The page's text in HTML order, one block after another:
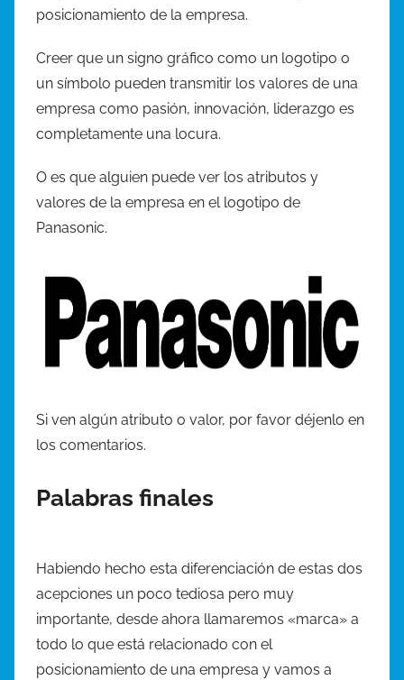
posicionamiento de la empresa.
Creer que un signo gráfico como un logotipo o
un símbolo pueden transmitir los valores de una
empresa como pasión, innovación, liderazgo es
completamente una locura.
O es que alguien puede ver los atributos y
valores de la empresa en el logotipo de
Panasonic.
Si ven algún atributo o valor, por favor déjenlo en
los comentarios.
Palabras finales
Habiendo hecho esta diferenciación de estas dos
acepciones un poco tediosa pero muy
importante, desde ahora llamaremos «marca» a
todo lo que está relacionado con el
posicionamiento de una empresa y vamos a